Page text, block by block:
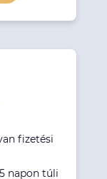
fizetési
napon túli